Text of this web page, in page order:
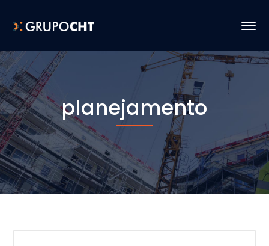
planejamento